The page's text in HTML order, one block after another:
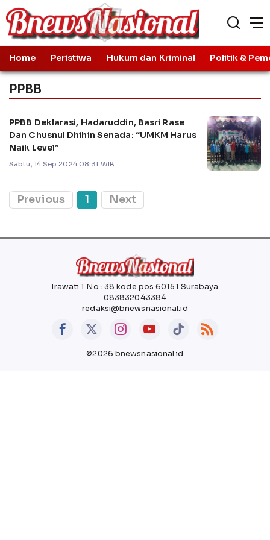
Home Peristiwa Hukum dan Kriminal Politik &
PPBB
PPBB Deklarasi, Hadaruddin, Basri Rase
Dan Chusnul Dhihin Senada: “UMKM Harus
Naik Level”
Sabtu, 14 Sep 2024 08:31 WIB
Previous 1 Next
Irawati 1 No : 38 kode pos 60151 Surabaya
083832043384
redaksi@bnewsnasional.id
©2026 bnewsnasional.id